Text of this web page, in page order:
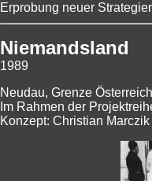
Erprobung neuer
Niemandsland
1989
Neudau, Grenze
Im Rahmen der
Konzept: Christian Marczik